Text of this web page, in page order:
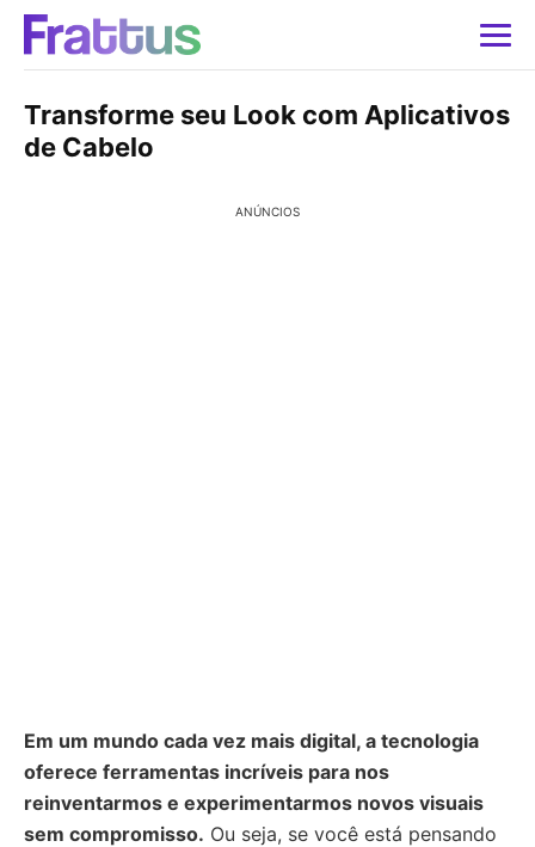
Transforme seu Look com Aplicativos
de Cabelo
ANÚNCIOS
Em um mundo cada vez mais digital, a tecnologia
oferece ferramentas incríveis para nos
reinventarmos e experimentarmos novos visuais
sem compromisso. Ou seja, se você está pensando